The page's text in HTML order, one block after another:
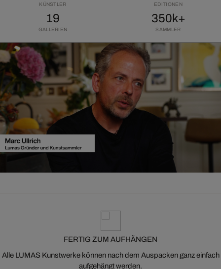
KÜNSTLER EDITIONEN
19
GALLERIEN
350k+
SAMMLER
FERTIG ZUM AUFHÄNGEN
Alle LUMAS Kunstwerke können nach dem Auspacken ganz einfach
aufgehängt werden.